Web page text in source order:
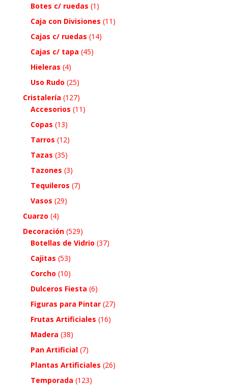
Botes c/ ruedas (1)
Caja con Divisiones (11)
Cajas c/ ruedas (14)
Cajas c/ tapa (45)
Hieleras (4)
Uso Rudo (25)
Cristalería (127)
Accesorios (11)
Copas (13)
Tarros (12)
Tazas (35)
Tazones (3)
Tequileros (7)
Vasos (29)
Cuarzo (4)
Decoración (529)
Botellas de Vidrio (37)
Cajitas (53)
Corcho (10)
Dulceros Fiesta (6)
Figuras para Pintar (27)
Frutas Artificiales (16)
Madera (38)
Pan Artificial (7)
Plantas Artificiales (26)
Temporada (123)